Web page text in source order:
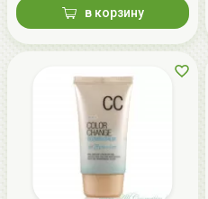
в корзину